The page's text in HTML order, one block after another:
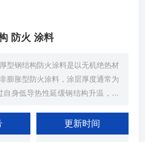
防火 涂料
型钢结构防火涂料是以无机绝热材
膨胀型防火涂料，涂层厚度通常为
自身低导热性延缓钢结构升温，实
更新时间